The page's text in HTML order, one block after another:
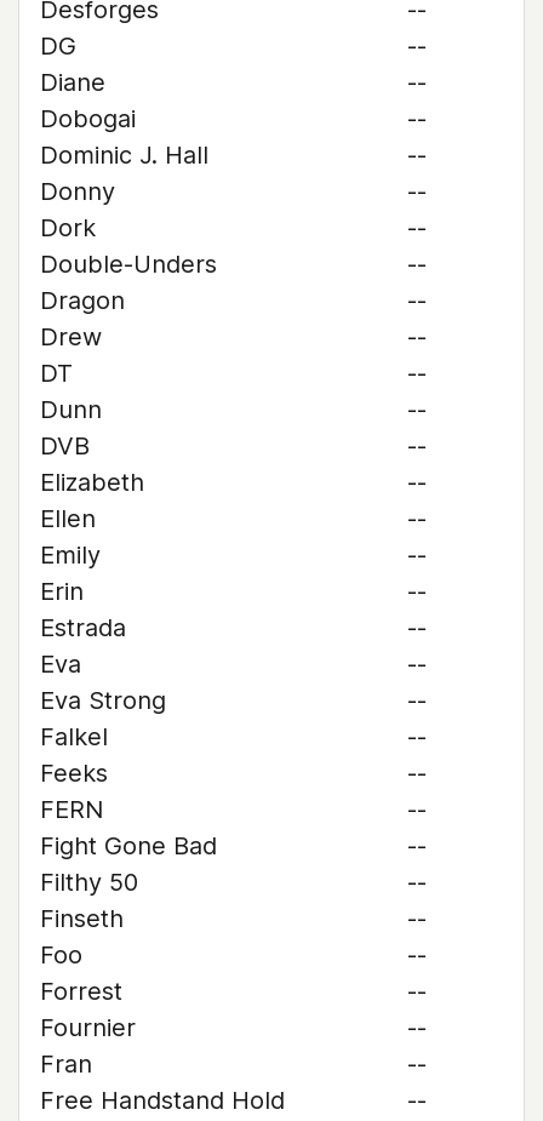
Desforges
--
DG
--
Diane
--
Dobogai
--
Dominic J. Hall
--
Donny
--
Dork
--
Double-Unders
--
Dragon
--
Drew
--
DT
--
Dunn
--
DVB
--
Elizabeth
--
Ellen
--
Emily
--
Erin
--
Estrada
--
Eva
--
Eva Strong
--
Falkel
--
Feeks
--
FERN
--
Fight Gone Bad
--
Filthy 50
--
Finseth
--
Foo
--
Forrest
--
Fournier
--
Fran
--
Free Handstand Hold
--